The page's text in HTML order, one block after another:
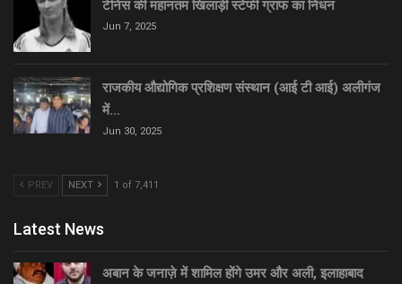
टेनिस की महानतम खिलाड़ी स्टेफी ग्राफ का निधन
Jun 7, 2025
राजकीय औद्योगिक प्रशिक्षण संस्थान (आई टी आई) अलीगंज
में…
Jun 30, 2025
PREV NEXT 1 of 7,411
Latest News
अबान के जनाज़े में शामिल होंगे उमर और अली, इलाहाबाद